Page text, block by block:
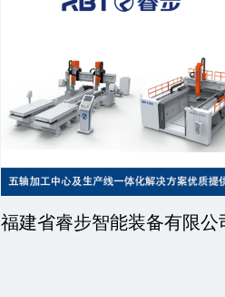
常州市建林玻纤有限公司